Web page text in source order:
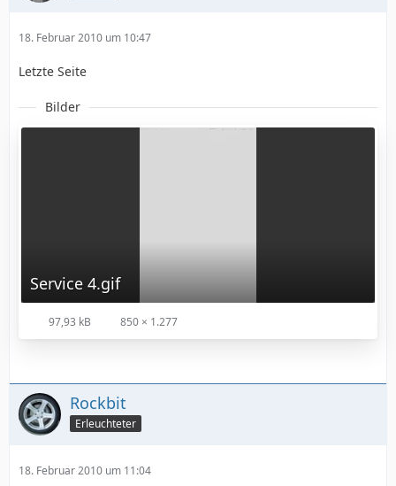
18. Februar 2010 um 10:47
Letzte Seite
Bilder
Service 4.gif
97,93 kB 850 × 1.277
Rockbit
Erleuchteter
18. Februar 2010 um 11:04